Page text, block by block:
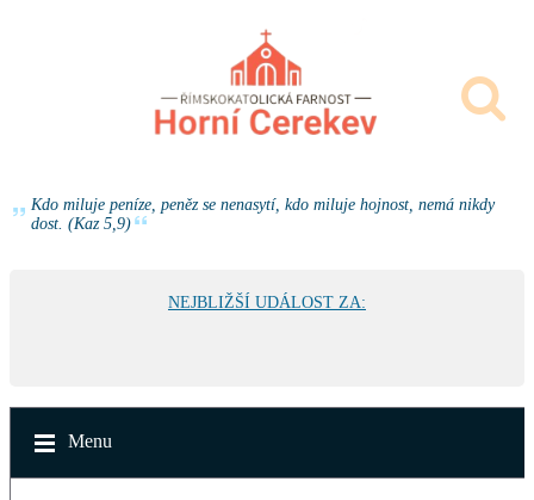
Kdo miluje peníze, peněz se nenasytí, kdo miluje hojnost, nemá nikdy
dost. (Kaz 5,9)
NEJBLIŽŠÍ UDÁLOST ZA:
Menu